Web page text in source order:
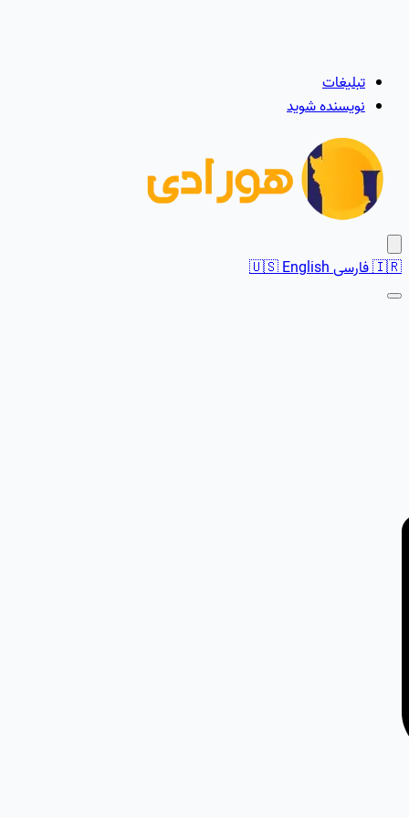
تبلیغات
نویسنده شوید
🇮🇷فارسی 🇺🇸English